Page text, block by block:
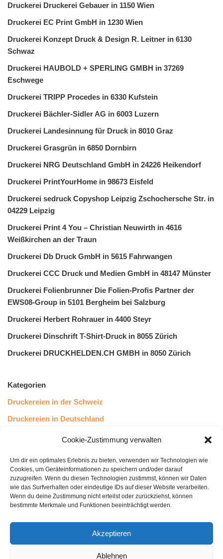
Cookie-Zustimmung verwalten
Um dir ein optimales Erlebnis zu bieten, verwenden wir Technologien wie
Cookies, um Geräteinformationen zu speichern und/oder darauf
zuzugreifen. Wenn du diesen Technologien zustimmst, können wir Daten
wie das Surfverhalten oder eindeutige IDs auf dieser Website verarbeiten.
Wenn du deine Zustimmung nicht erteilst oder zurückziehst, können
bestimmte Merkmale und Funktionen beeinträchtigt werden.
Akzeptieren
Ablehnen
Druckerei Druckerei Gebauer in 1150 Wien
Druckerei EC Print GmbH in 1230 Wien
Druckerei Konzept Druck & Design R. Leitner in 6130
Schwaz
Druckerei HAUBOLD + SPERLING GMBH in 37269
Eschwege
Druckerei TRIPP Procedes in 6330 Kufstein
Druckerei Bächler-Sidler AG in 6003 Luzern
Druckerei Landesinnung für Druck in 8010 Graz
Druckerei Grasgrün in 6850 Dornbirn
Druckerei NRG Deutschland GmbH in 24226 Heikendorf
Druckerei PrintYourHome in 98673 Eisfeld
Druckerei sedruck Copyshop Leipzig Zschochersche Str. in
04229 Leipzig
Druckerei Print 4 You – Christian Neuwirth in 4616
Weißkirchen an der Traun
Druckerei Db Druck GmbH in 5615 Fahrwangen
Druckerei CCC Druck und Medien GmbH in 48147 Münster
Druckerei Folienbrunner Die Folien-Profis Partner der
EWS08-Group in 5101 Bergheim bei Salzburg
Druckerei Herbert Rohrauer in 4400 Steyr
Druckerei Dinschrift T-Shirt-Druck in 8055 Zürich
Druckerei DRUCKHELDEN.CH GMBH in 8050 Zürich
Kategorien
Druckereien in der Schweiz
Druckereien in Deutschland
Druckereien in Österreich
Kundenstimmen